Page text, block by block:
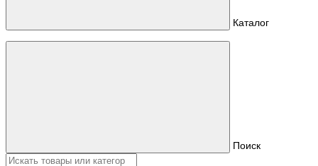
Каталог
Поиск